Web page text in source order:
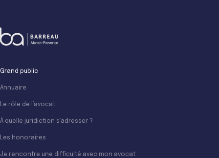
Grand public
Annuaire
Le rôle de l’avocat
À quelle juridiction s’adresser ?
Les honoraires
Je rencontre une difficulté avec mon avocat